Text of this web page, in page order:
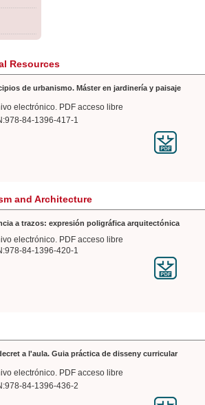
Resources
de urbanismo. Máster en jardinería y paisaje
electrónico. PDF acceso libre
84-1396-417-1
and Architecture
a trazos: expresión poligráfica arquitectónica
electrónico. PDF acceso libre
84-1396-420-1
a l'aula. Guia práctica de disseny curricular
electrónico. PDF acceso libre
84-1396-436-2